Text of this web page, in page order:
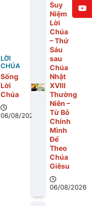
LỜI
CHÚA
Sống
Lời
Chúa
06/08/2026
Suy
Niệm
Lời
Chúa
– Thứ
Sáu
sau
Chúa
Nhật
XVIII
Thường
Niên –
Từ Bỏ
Chính
Mình
Để
Theo
Chúa
Giêsu
06/08/2026